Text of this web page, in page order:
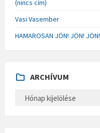
(nincs cím)
Vasi Vasember
HAMAROSAN JÖN! JÖN! JÖN!
ARCHÍVUM
H